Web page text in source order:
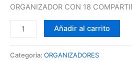
ORGANIZADOR CON 18
Añadir al carrito
Categoría: ORGANIZADORES